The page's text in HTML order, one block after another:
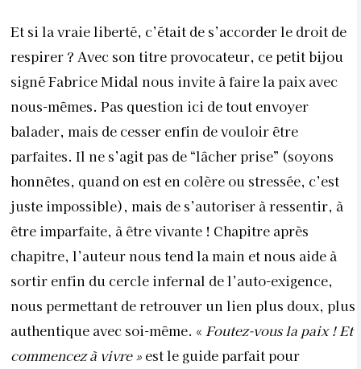
Et si la vraie liberté, c’était de s’accorder le droit de
respirer ? Avec son titre provocateur, ce petit bijou
signé Fabrice Midal nous invite à faire la paix avec
nous-mêmes. Pas question ici de tout envoyer
balader, mais de cesser enfin de vouloir être
parfaites. Il ne s’agit pas de “lâcher prise” (soyons
honnêtes, quand on est en colère ou stressée, c’est
juste impossible), mais de s’autoriser à ressentir, à
être imparfaite, à être vivante ! Chapitre après
chapitre, l’auteur nous tend la main et nous aide à
sortir enfin du cercle infernal de l’auto-exigence,
nous permettant de retrouver un lien plus doux, plus
authentique avec soi-même. « Foutez-vous la paix ! Et
commencez à vivre » est le guide parfait pour